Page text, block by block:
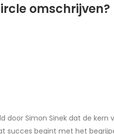
omschrijven?
door Simon Sinek dat de
succes begint met het